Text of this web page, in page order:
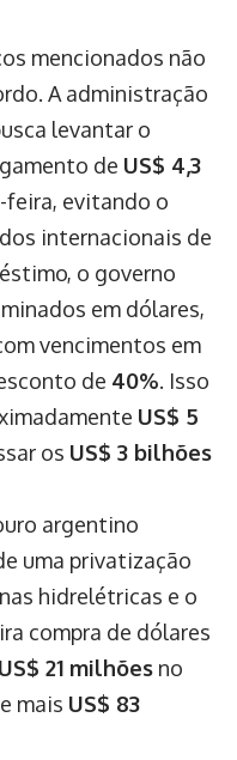
mencionados não
A administração
levantar o
de US$ 4,3
feira, evitando o
internacionais de
o governo
em dólares,
vencimentos em
de 40%. Isso
US$ 5
os US$ 3 bilhões
argentino
uma privatização
hidrelétricas e o
compra de dólares
US$ 21 milhões no
mais US$ 83